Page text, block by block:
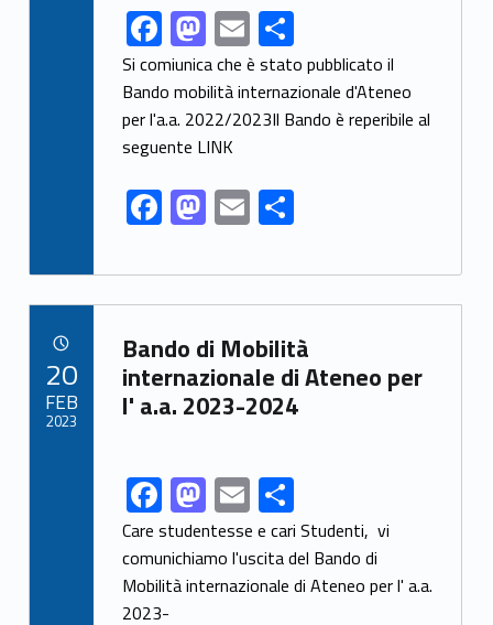
Link identifier share facebook archive #share-link-archive-25298F
ac
e
b
o
o
k
M
as
to
d
o
n
E
m
ai
l
S
h
ar
e
Si comiunica che è stato pubblicato il
Bando mobilità internazionale d'Ateneo
per l'a.a. 2022/2023Il Bando è reperibile al
seguente LINK
F
ac
e
b
o
o
k
M
as
to
d
o
n
E
m
ai
l
S
h
ar
e
Link identifier archive #link-archive-84691
Bando di Mobilità
internazionale di Ateneo per
l' a.a. 2023-2024
Link identifier share facebook archive #share-link-archive-21605F
ac
e
b
M
as
to
d
E
m
ai
l
S
h
ar
e
Care studentesse e cari Studenti, vi
comunichiamo l'uscita del Bando di
Mobilità internazionale di Ateneo per l' a.a.
2023-
20
FEB
2023